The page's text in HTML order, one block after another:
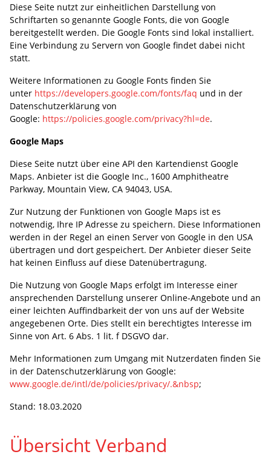
Diese Seite nutzt zur einheitlichen Darstellung von
Schriftarten so genannte Google Fonts, die von Google
bereitgestellt werden. Die Google Fonts sind lokal installiert.
Eine Verbindung zu Servern von Google findet dabei nicht
statt.
Weitere Informationen zu Google Fonts finden Sie
unter https://developers.google.com/fonts/faq und in der
Datenschutzerklärung von
Google: https://policies.google.com/privacy?hl=de.
Google Maps
Diese Seite nutzt über eine API den Kartendienst Google
Maps. Anbieter ist die Google Inc., 1600 Amphitheatre
Parkway, Mountain View, CA 94043, USA.
Zur Nutzung der Funktionen von Google Maps ist es
notwendig, Ihre IP Adresse zu speichern. Diese Informationen
werden in der Regel an einen Server von Google in den USA
übertragen und dort gespeichert. Der Anbieter dieser Seite
hat keinen Einfluss auf diese Datenübertragung.
Die Nutzung von Google Maps erfolgt im Interesse einer
ansprechenden Darstellung unserer Online-Angebote und an
einer leichten Auffindbarkeit der von uns auf der Website
angegebenen Orte. Dies stellt ein berechtigtes Interesse im
Sinne von Art. 6 Abs. 1 lit. f DSGVO dar.
Mehr Informationen zum Umgang mit Nutzerdaten finden Sie
in der Datenschutzerklärung von Google:
www.google.de/intl/de/policies/privacy/.&nbsp;
Stand: 18.03.2020
Übersicht Verband